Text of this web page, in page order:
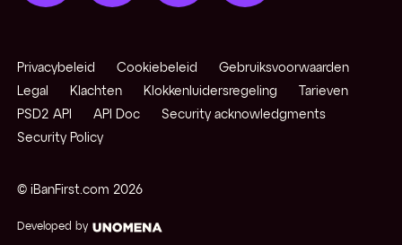
Open positie
Opkomende / exotische valuta
© iBanFirst.com 2026
Developed by
Privacybeleid Cookiebeleid
Gebruiksvoorwaarden
Legal
Klachten Klokkenluidersregeling
Tarieven
PSD2 API
API Doc
Security acknowledgments
Security Policy